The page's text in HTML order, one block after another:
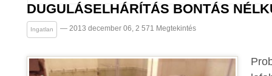
DUGULÁSELHÁRÍTÁS BONTÁS
Ingatlan — 2013 december 06, 2 571 Megtekintés